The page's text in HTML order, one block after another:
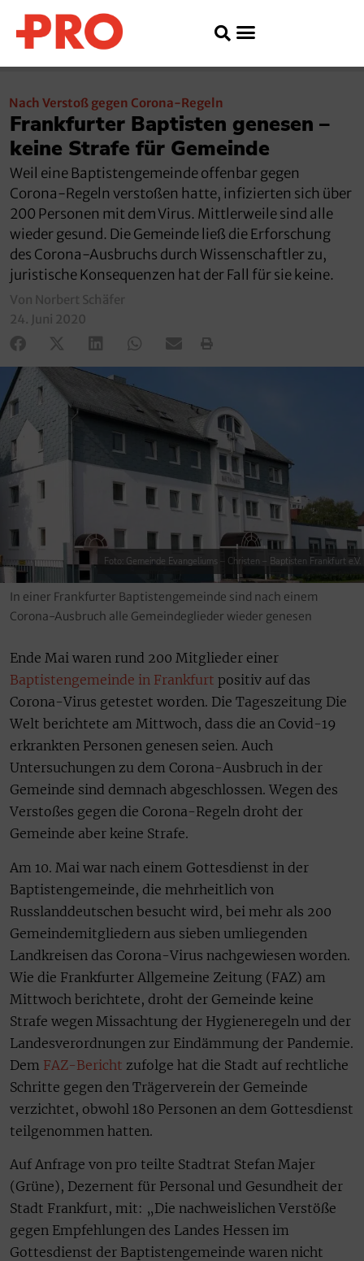
Nach Verstoß gegen Corona-Regeln
Frankfurter Baptisten genesen –
keine Strafe für Gemeinde
Weil eine Baptistengemeinde offenbar gegen
Corona-Regeln verstoßen hatte, infizierten sich über
200 Personen mit dem Virus. Mittlerweile sind alle
wieder gesund. Die Gemeinde ließ die Erforschung
des Corona-Ausbruchs durch Wissenschaftler zu,
juristische Konsequenzen hat der Fall für sie keine.
Von Norbert Schäfer
24. Juni 2020
Foto: Gemeinde Evangeliums – Christen – Baptisten Frankfurt e.V.
In einer Frankfurter Baptistengemeinde sind nach einem
Corona-Ausbruch alle Gemeindeglieder wieder genesen
Ende Mai waren rund 200 Mitglieder einer
Baptistengemeinde in Frankfurt positiv auf das
Corona-Virus getestet worden. Die Tageszeitung Die
Welt berichtete am Mittwoch, dass die an Covid-19
erkrankten Personen genesen seien. Auch
Untersuchungen zu dem Corona-Ausbruch in der
Gemeinde sind demnach abgeschlossen. Wegen des
Verstoßes gegen die Corona-Regeln droht der
Gemeinde aber keine Strafe.
Am 10. Mai war nach einem Gottesdienst in der
Baptistengemeinde, die mehrheitlich von
Russlanddeutschen besucht wird, bei mehr als 200
Gemeindemitgliedern aus sieben umliegenden
Landkreisen das Corona-Virus nachgewiesen worden.
Wie die Frankfurter Allgemeine Zeitung (FAZ) am
Mittwoch berichtete, droht der Gemeinde keine
Strafe wegen Missachtung der Hygieneregeln und der
Landesverordnungen zur Eindämmung der Pandemie.
Dem FAZ-Bericht zufolge hat die Stadt auf rechtliche
Schritte gegen den Trägerverein der Gemeinde
verzichtet, obwohl 180 Personen an dem Gottesdienst
teilgenommen hatten.
Auf Anfrage von pro teilte Stadtrat Stefan Majer
(Grüne), Dezernent für Personal und Gesundheit der
Stadt Frankfurt, mit: „Die nachweislichen Verstöße
gegen Empfehlungen des Landes Hessen im
Gottesdienst der Baptistengemeinde waren nicht